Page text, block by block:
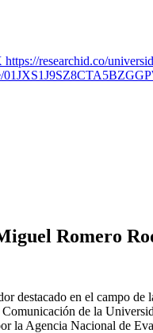
Romero
destacado en el campo
de la
la Agencia Nacional de